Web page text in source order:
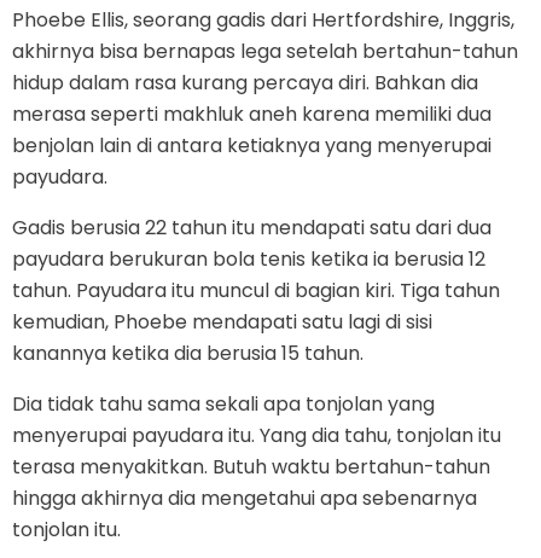
Phoebe Ellis, seorang gadis dari Hertfordshire, Inggris,
akhirnya bisa bernapas lega setelah bertahun-tahun
hidup dalam rasa kurang percaya diri. Bahkan dia
merasa seperti makhluk aneh karena memiliki dua
benjolan lain di antara ketiaknya yang menyerupai
payudara.
Gadis berusia 22 tahun itu mendapati satu dari dua
payudara berukuran bola tenis ketika ia berusia 12
tahun. Payudara itu muncul di bagian kiri. Tiga tahun
kemudian, Phoebe mendapati satu lagi di sisi
kanannya ketika dia berusia 15 tahun.
Dia tidak tahu sama sekali apa tonjolan yang
menyerupai payudara itu. Yang dia tahu, tonjolan itu
terasa menyakitkan. Butuh waktu bertahun-tahun
hingga akhirnya dia mengetahui apa sebenarnya
tonjolan itu.